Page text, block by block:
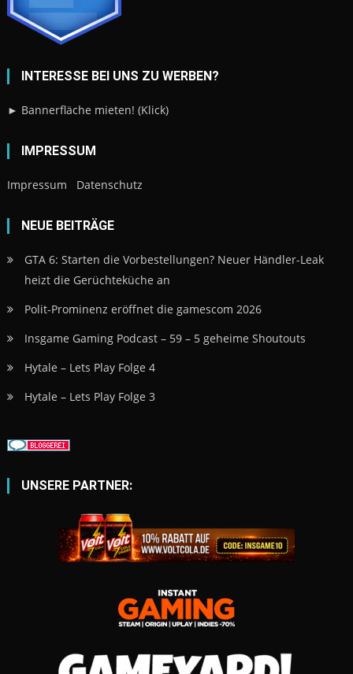
INTERESSE BEI UNS ZU WERBEN?
► Bannerfläche mieten! (Klick)
IMPRESSUM
Impressum Datenschutz
NEUE BEITRÄGE
GTA 6: Starten die Vorbestellungen? Neuer Händler-Leak
heizt die Gerüchteküche an
Polit-Prominenz eröffnet die gamescom 2026
Insgame Gaming Podcast – 59 – 5 geheime Shoutouts
Hytale – Lets Play Folge 4
Hytale – Lets Play Folge 3
UNSERE PARTNER: